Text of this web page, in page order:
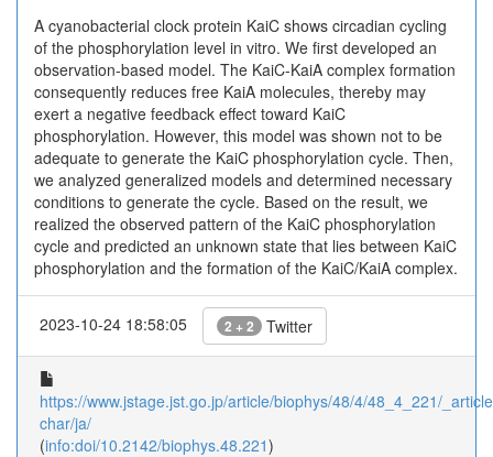
A cyanobacterial clock protein KaiC shows circadian cycling
of the phosphorylation level in vitro. We first developed an
observation-based model. The KaiC-KaiA complex formation
consequently reduces free KaiA molecules, thereby may
exert a negative feedback effect toward KaiC
phosphorylation. However, this model was shown not to be
adequate to generate the KaiC phosphorylation cycle. Then,
we analyzed generalized models and determined necessary
conditions to generate the cycle. Based on the result, we
realized the observed pattern of the KaiC phosphorylation
cycle and predicted an unknown state that lies between KaiC
phosphorylation and the formation of the KaiC/KaiA complex.
2023-10-24 18:58:05 2 + 2 Twitter
https://www.jstage.jst.go.jp/article/biophys/48/4/48_4_221/
char/ja/
(info:doi/10.2142/biophys.48.221)